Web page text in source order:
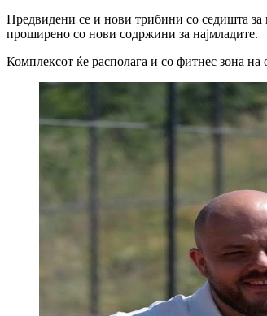
Предвидени се и нови трибини со седишта за
проширено со нови содржини за најмладите.
Комплексот ќе располага и со фитнес зона